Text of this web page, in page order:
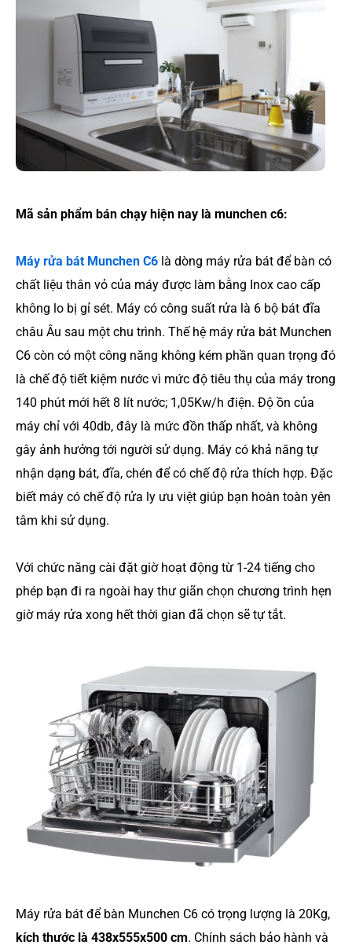
Mã sản phẩm bán chạy hiện nay là munchen c6:
Máy rửa bát Munchen C6 là dòng máy rửa bát để bàn có
chất liệu thân vỏ của máy được làm bằng Inox cao cấp
không lo bị gỉ sét. Máy có công suất rửa là 6 bộ bát đĩa
châu Âu sau một chu trình. Thế hệ máy rửa bát Munchen
C6 còn có một công năng không kém phần quan trọng đó
là chế độ tiết kiệm nước vì mức độ tiêu thụ của máy trong
140 phút mới hết 8 lít nước; 1,05Kw/h điện. Độ ồn của
máy chỉ với 40db, đây là mức đồn thấp nhất, và không
gây ảnh hưởng tới người sử dụng. Máy có khả năng tự
nhận dạng bát, đĩa, chén để có chế độ rửa thích hợp. Đặc
biết máy có chế độ rửa ly ưu việt giúp bạn hoàn toàn yên
tâm khi sử dụng.
Với chức năng cài đặt giờ hoạt động từ 1-24 tiếng cho
phép bạn đi ra ngoài hay thư giãn chọn chương trình hẹn
giờ máy rửa xong hết thời gian đã chọn sẽ tự tắt.
Máy rửa bát để bàn Munchen C6 có trọng lượng là 20Kg,
kích thước là 438x555x500 cm. Chính sách bảo hành và